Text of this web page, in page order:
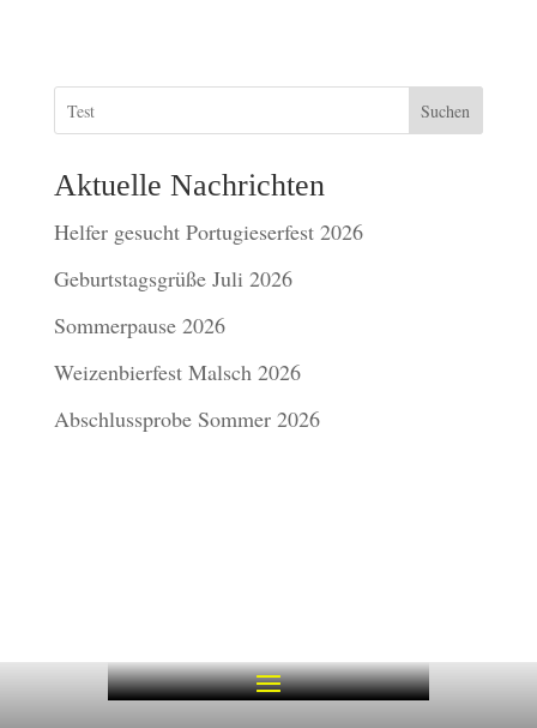
Suchen
Aktuelle Nachrichten
Helfer gesucht Portugieserfest 2026
Geburtstagsgrüße Juli 2026
Sommerpause 2026
Weizenbierfest Malsch 2026
Abschlussprobe Sommer 2026